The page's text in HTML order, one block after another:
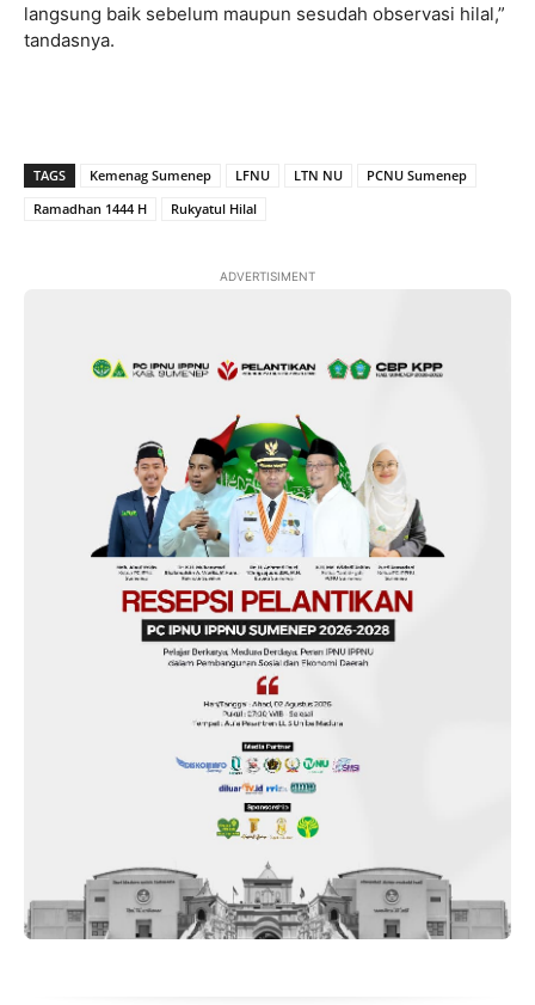
langsung baik sebelum maupun sesudah observasi hilal,”
tandasnya.
TAGS Kemenag Sumenep LFNU LTN NU
PCNU Sumenep
Ramadhan 1444 H
Rukyatul Hilal
ADVERTISIMENT